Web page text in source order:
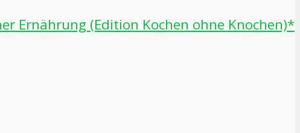
Ernährung (Edition Kochen ohne Knochen)*